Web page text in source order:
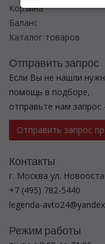
Корзина
Баланс
Каталог товаров
Отправить запрос
Если Вы не нашли
помощь в подборе,
отправьте нам
Отправить запрос
Контакты
г. Москва ул.
+7 (495) 782-5440
legenda-
Режим работы